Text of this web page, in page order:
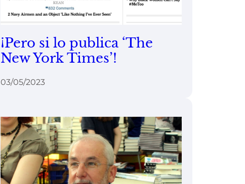
¡Pero si lo publica ‘The
New York Times’!
03/05/2023